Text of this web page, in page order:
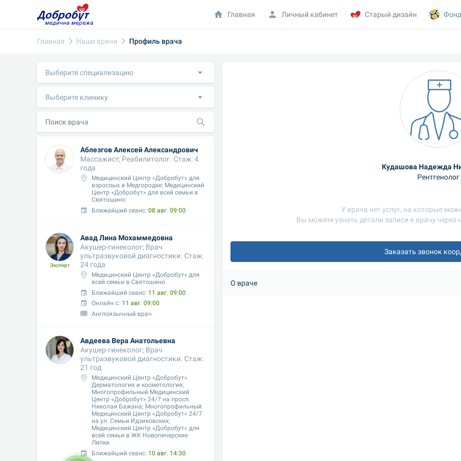
Главная Наши врачи Профиль врача
Выберите специализацию
Выберите клинику
Аблезгов Алексей Александрович
Массажист; Реабилитолог. Стаж: 4
года
Медицинский Центр «Добробут» для
взрослых в Медгородке; Медицинский
Центр «Добробут» для всей семьи в
Святошино
Ближайший сеанс: 08 авг. 09:00
Эксперт
Авад Лина Мохаммедовна
Акушер-гинеколог; Врач
ультразвуковой диагностики. Стаж:
24 года
Медицинский Центр «Добробут» для
всей семьи в Святошино
Ближайший сеанс: 11 авг. 09:00
Онлайн с: 11 авг. 09:00
Англоязычный врач
Авдеева Вера Анатольевна
Акушер-гинеколог; Врач
ультразвуковой диагностики. Стаж:
21 год
Медицинский Центр «Добробут».
Дерматология и косметология;
Многопрофильный Медицинский
Центр «Добробут» 24/7 на просп.
Николая Бажана; Многопрофильный
Медицинский Центр «Добробут» 24/7
на ул. Семьи Идзиковских;
Медицинский Центр «Добробут» для
всей семьи в ЖК Новопечерские
Липки
Ближайший сеанс: 10 авг. 14:30
Кудашова Надежда
Рентгенолог
У врача нет услуг, на которые
Вы можете узнать детали записи к врачу
Заказать звонок
О враче
Главная Личный кабинет Старый дизайн